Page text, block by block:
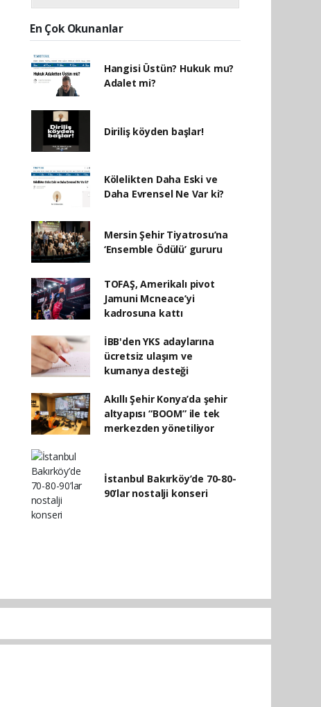
En Çok Okunanlar
Hangisi Üstün? Hukuk mu?
Adalet mi?
Diriliş köyden başlar!
Kölelikten Daha Eski ve
Daha Evrensel Ne Var ki?
Mersin Şehir Tiyatrosu’na
‘Ensemble Ödülü’ gururu
TOFAŞ, Amerikalı pivot
Jamuni Mcneace’yi
kadrosuna kattı
İBB'den YKS adaylarına
ücretsiz ulaşım ve
kumanya desteği
Akıllı Şehir Konya’da şehir
altyapısı “BOOM” ile tek
merkezden yönetiliyor
İstanbul Bakırköy’de 70-80-
90’lar nostalji konseri